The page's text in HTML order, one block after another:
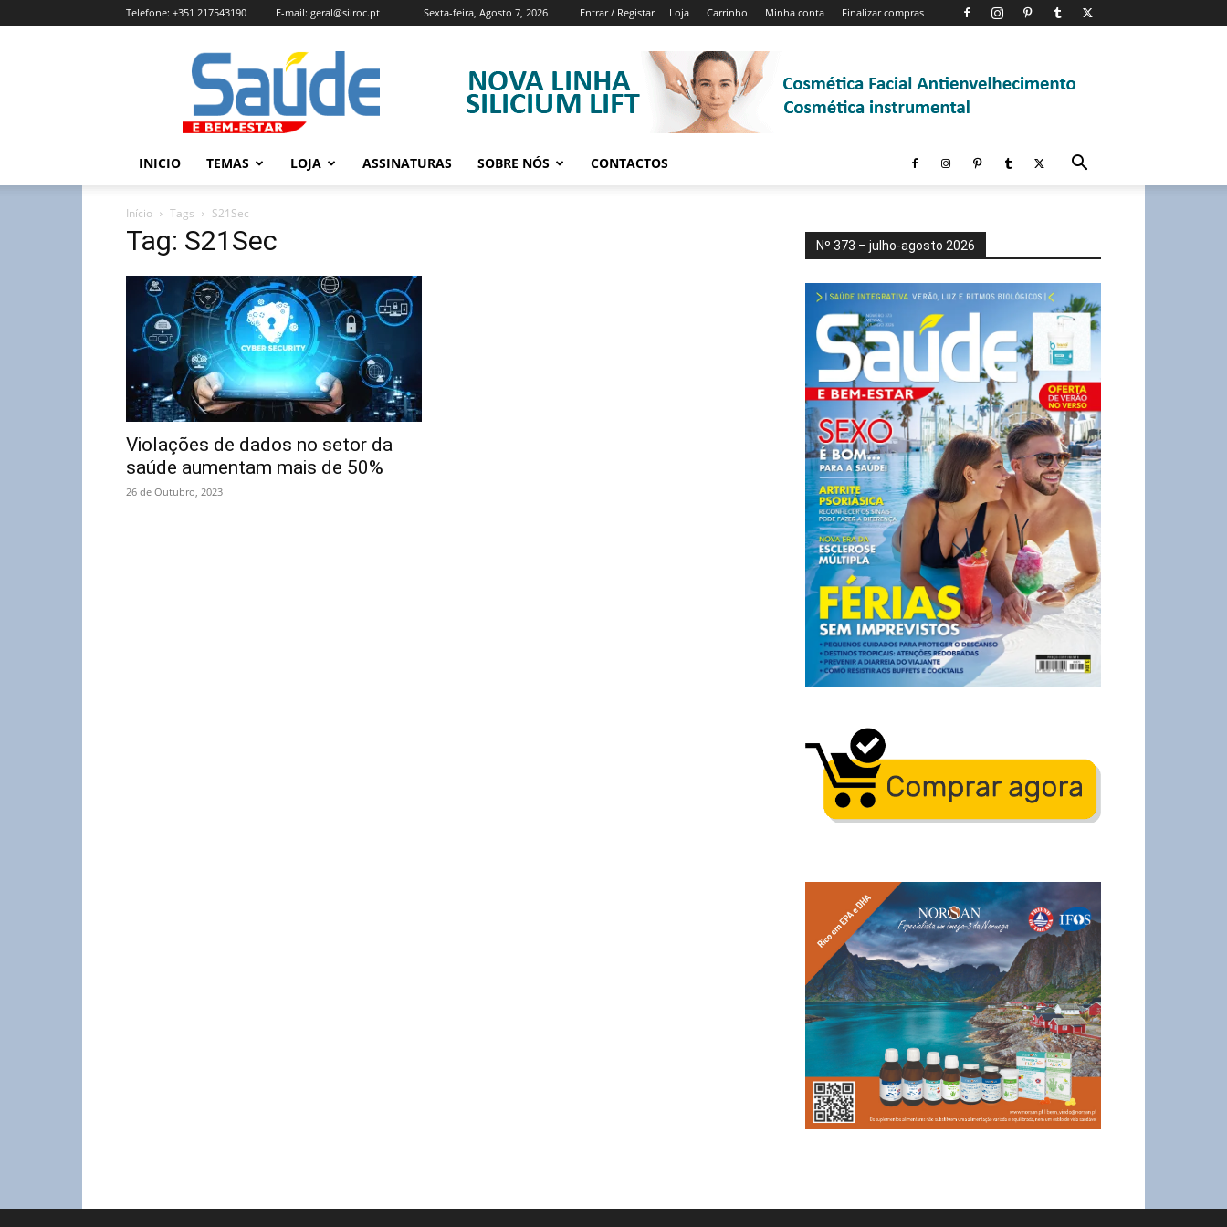
Sexta-feira, Agosto 7, 2026 Entrar / Registar Loja Carrinho Minha conta Finalizar compras
Telefone: +351 217543190 E-mail: geral@silroc.pt
Revista
Saúde
e
Bem
Estar
Edição
INICIO TEMAS LOJA ASSINATURAS SOBRE NÓS CONTACTOS
Início Tags S21Sec
Tag: S21Sec
Violações de dados no setor da
saúde aumentam mais de 50%
26 de Outubro, 2023
Nº 373 – julho-agosto 2026